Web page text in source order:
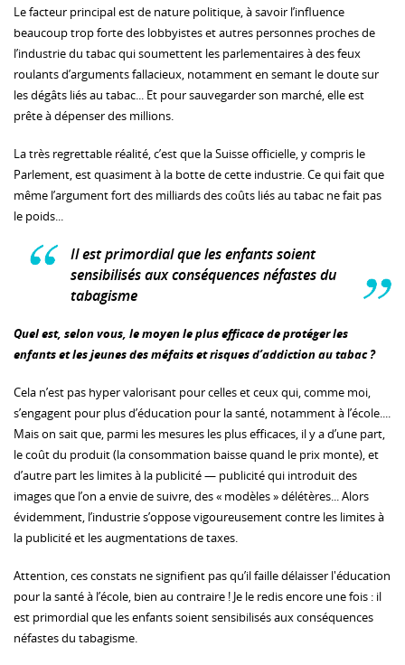
Le facteur principal est de nature politique, à savoir l’influence
beaucoup trop forte des lobbyistes et autres personnes proches de
l’industrie du tabac qui soumettent les parlementaires à des feux
roulants d’arguments fallacieux, notamment en semant le doute sur
les dégâts liés au tabac... Et pour sauvegarder son marché, elle est
prête à dépenser des millions.
La très regrettable réalité, c’est que la Suisse officielle, y compris le
Parlement, est quasiment à la botte de cette industrie. Ce qui fait que
même l’argument fort des milliards des coûts liés au tabac ne fait pas
le poids...
Il est primordial que les enfants soient
sensibilisés aux conséquences néfastes du
tabagisme
Quel est, selon vous, le moyen le plus efficace de protéger les
enfants et les jeunes des méfaits et risques d’addiction au tabac ?
Cela n’est pas hyper valorisant pour celles et ceux qui, comme moi,
s’engagent pour plus d’éducation pour la santé, notamment à l’école....
Mais on sait que, parmi les mesures les plus efficaces, il y a d’une part,
le coût du produit (la consommation baisse quand le prix monte), et
d’autre part les limites à la publicité — publicité qui introduit des
images que l’on a envie de suivre, des « modèles » délétères... Alors
évidemment, l’industrie s’oppose vigoureusement contre les limites à
la publicité et les augmentations de taxes.
Attention, ces constats ne signifient pas qu’il faille délaisser l'éducation
pour la santé à l’école, bien au contraire ! Je le redis encore une fois : il
est primordial que les enfants soient sensibilisés aux conséquences
néfastes du tabagisme.